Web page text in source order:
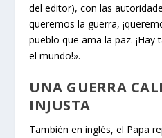
del editor), con las
queremos la guerra,
pueblo que ama la paz. ¡Hay
el mundo!».
UNA GUERRA
INJUSTA
También en inglés, el Papa